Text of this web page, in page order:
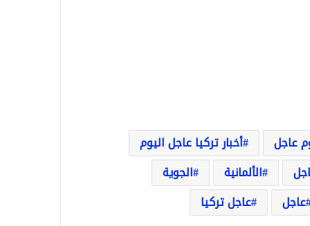
عاجل
أخبار تركيا عاجل اليوم
الألمانية
الجوية
عاجل عاجل تركيا